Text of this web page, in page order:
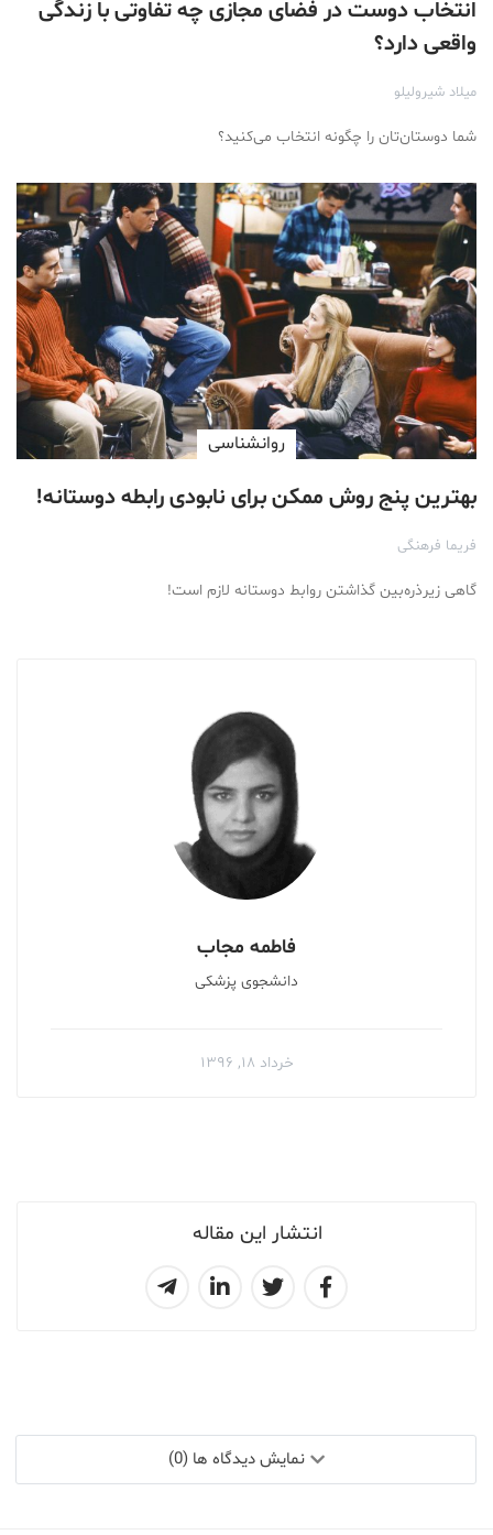
انتشار این مقاله
انتخاب دوست در فضای مجازی چه تفاوتی با زندگی
واقعی دارد؟
میلاد شیرولیلو
شما دوستان‌تان را چگونه انتخاب می‌کنید؟
روانشناسی
بهترین پنج روش ممکن برای نابودی رابطه دوستانه!
فریما فرهنگی
گاهی زیرذره‌بین گذاشتن روابط دوستانه لازم است!
فاطمه مجاب
دانشجوی پزشکی
خرداد ۱۸, ۱۳۹۶
نمایش دیدگاه ها (0)